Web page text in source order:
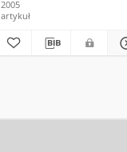
2005
artykuł